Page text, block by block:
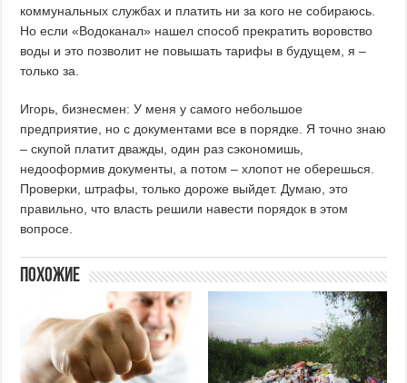
коммунальных службах и платить ни за кого не собираюсь.
Но если «Водоканал» нашел способ прекратить воровство
воды и это позволит не повышать тарифы в будущем, я –
только за.
Игорь, бизнесмен: У меня у самого небольшое
предприятие, но с документами все в порядке. Я точно знаю
– скупой платит дважды, один раз сэкономишь,
недооформив документы, а потом – хлопот не оберешься.
Проверки, штрафы, только дороже выйдет. Думаю, это
правильно, что власть решили навести порядок в этом
вопросе.
Похожие